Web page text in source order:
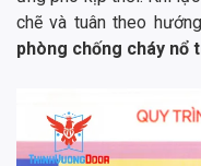
chẽ và tuân theo
phòng chống cháy nổ